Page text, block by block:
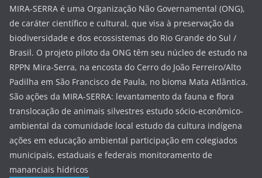
MIRA-SERRA é uma Organização Não Governamental (ONG),
de caráter científico e cultural, que visa à preservação da
biodiversidade e dos ecossistemas do Rio Grande do Sul /
Brasil. O projeto piloto da ONG têm seu núcleo de estudo na
RPPN Mira-Serra, na encosta do Cerro do João Ferreiro/Alto
Padilha em São Francisco de Paula, no bioma Mata Atlântica.
São ações da MIRA-SERRA: levantamento da fauna e flora
translocação de animais silvestres estudo sócio-econômico-
ambiental da comunidade local estudo da cultura indígena
ações em educação ambiental participação em colegiados
municipais, estaduais e federais monitoramento de
mananciais hídricos